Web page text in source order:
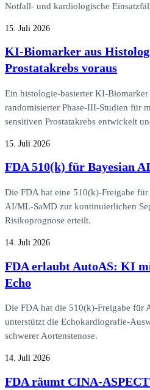
Notfall- und kardiologische
15. Juli 2026
KI-Biomarker aus
Prostatakrebs voraus
Ein histologie-basierter KI-Biomarker
randomisierter Phase-III-Studien für
sensitiven Prostatakrebs entwickelt
15. Juli 2026
FDA 510(k) für Bayesian
Die FDA hat eine 510(k)-Freigabe für
AI/ML-SaMD zur kontinuierlichen
Risikoprognose erteilt.
14. Juli 2026
FDA erlaubt AutoAS: KI
Echo
Die FDA hat die 510(k)-Freigabe für
unterstützt die Echokardiografie-
schwerer Aortenstenose.
14. Juli 2026
FDA räumt CINA-